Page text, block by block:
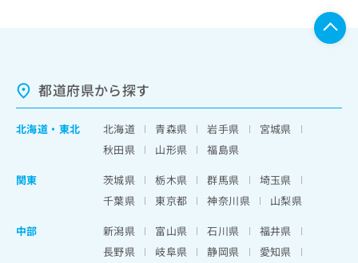
都道府県から探す
北海道 ・ 東北 北海道 青森県 岩手県
宮城県
秋田県
山形県
福島県
関東
茨城県 栃木県 群馬県
埼玉県
千葉県
東京都 神奈川県
山梨県
中部
新潟県 富山県 石川県
福井県
長野県
岐阜県 静岡県
愛知県